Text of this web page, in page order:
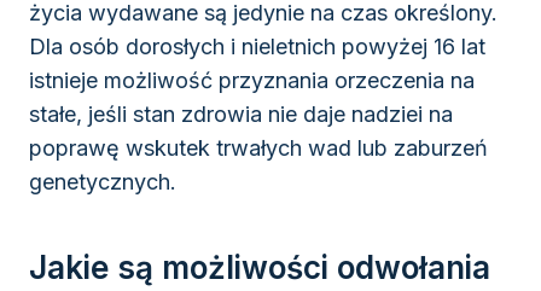
życia wydawane są jedynie na czas określony.
Dla osób dorosłych i nieletnich powyżej 16 lat
istnieje możliwość przyznania orzeczenia na
stałe, jeśli stan zdrowia nie daje nadziei na
poprawę wskutek trwałych wad lub zaburzeń
genetycznych.
Jakie są możliwości odwołania